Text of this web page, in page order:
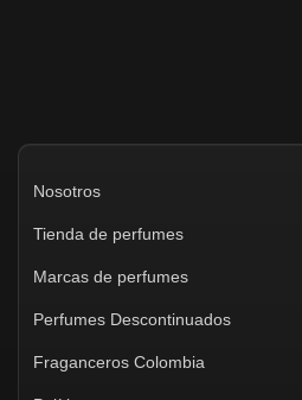
Nosotros
Tienda de perfumes
Marcas de perfumes
Perfumes Descontinuados
Fraganceros Colombia